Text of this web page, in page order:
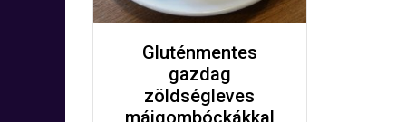
Gluténmentes
gazdag
zöldségleves
májgombóckákkal